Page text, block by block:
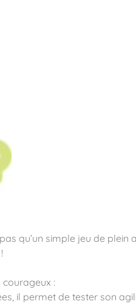
sportifs
qu’un simple jeu de
:
il permet de tester son